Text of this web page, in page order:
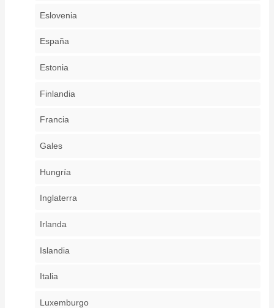
Eslovenia
España
Estonia
Finlandia
Francia
Gales
Hungría
Inglaterra
Irlanda
Islandia
Italia
Luxemburgo